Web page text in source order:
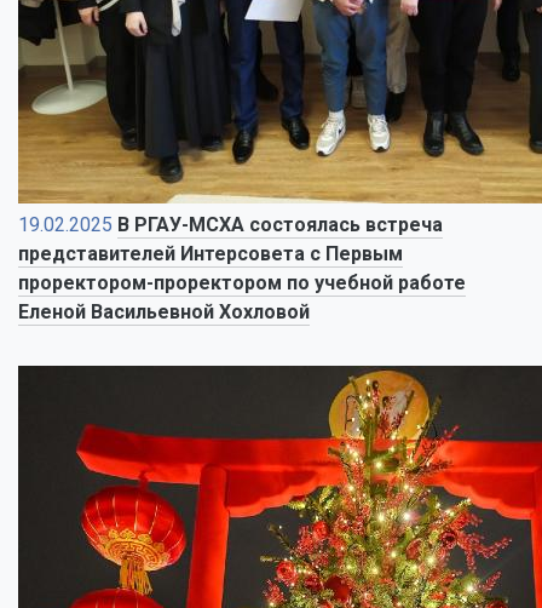
19.02.2025 В РГАУ-МСХА состоялась встреча
представителей Интерсовета с Первым
проректором-проректором по учебной работе
Еленой Васильевной Хохловой